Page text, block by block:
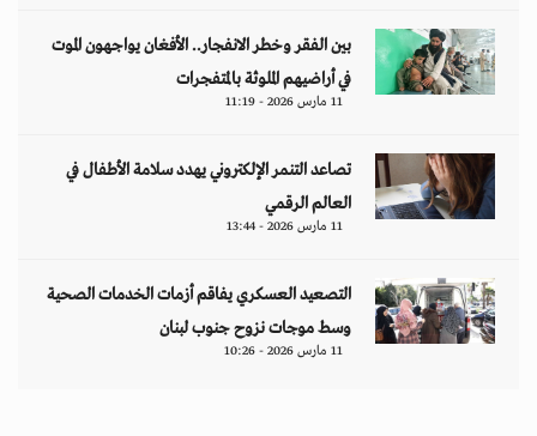
بين الفقر وخطر الانفجار.. الأفغان يواجهون الموت
في أراضيهم الملوثة بالمتفجرات
11 مارس 2026 - 11:19
تصاعد التنمر الإلكتروني يهدد سلامة الأطفال في
العالم الرقمي
11 مارس 2026 - 13:44
التصعيد العسكري يفاقم أزمات الخدمات الصحية
وسط موجات نزوح جنوب لبنان
11 مارس 2026 - 10:26